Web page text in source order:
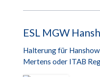
ESL MGW
Halterung für
Mertens oder ITAB